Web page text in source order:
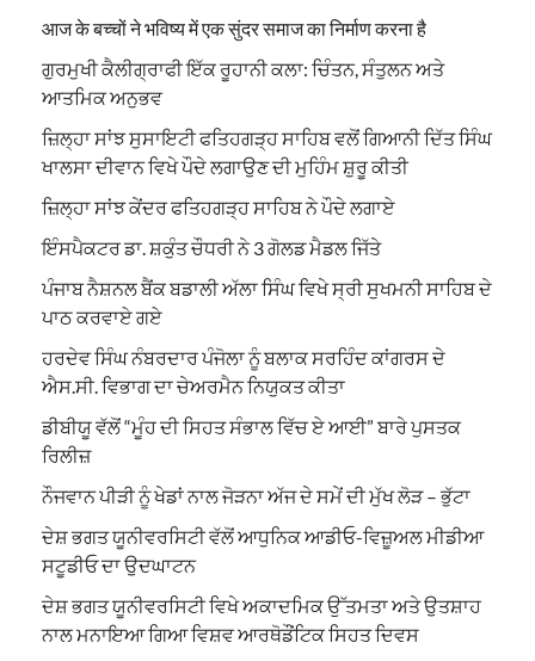
आज के बच्चों ने भविष्य में एक सुंदर समाज का निर्माण करना है
ਗੁਰਮੁਖੀ ਕੈਲੀਗ੍ਰਾਫੀ ਇੱਕ ਰੂਹਾਨੀ ਕਲਾ: ਚਿੰਤਨ, ਸੰਤੁਲਨ ਅਤੇ
ਆਤਮਿਕ ਅਨੁਭਵ
ਜ਼ਿਲ੍ਹਾ ਸਾਂਝ ਸੁਸਾਇਟੀ ਫਤਿਹਗੜ੍ਹ ਸਾਹਿਬ ਵਲੋਂ ਗਿਆਨੀ ਦਿੱਤ ਸਿੰਘ
ਖਾਲਸਾ ਦੀਵਾਨ ਵਿਖੇ ਪੌਦੇ ਲਗਾਉਣ ਦੀ ਮੁਹਿੰਮ ਸ਼ੁਰੂ ਕੀਤੀ
ਜ਼ਿਲ੍ਹਾ ਸਾਂਝ ਕੇਂਦਰ ਫਤਿਹਗੜ੍ਹ ਸਾਹਿਬ ਨੇ ਪੌਦੇ ਲਗਾਏ
ਇੰਸਪੈਕਟਰ ਡਾ. ਸ਼ਕੁੰਤ ਚੌਧਰੀ ਨੇ 3 ਗੋਲਡ ਮੈਡਲ ਜਿੱਤੇ
ਪੰਜਾਬ ਨੈਸ਼ਨਲ ਬੈਂਕ ਬਡਾਲੀ ਅੱਲਾ ਸਿੰਘ ਵਿਖੇ ਸ੍ਰੀ ਸੁਖਮਨੀ ਸਾਹਿਬ ਦੇ
ਪਾਠ ਕਰਵਾਏ ਗਏ
ਹਰਦੇਵ ਸਿੰਘ ਨੰਬਰਦਾਰ ਪੰਜੋਲਾ ਨੂੰ ਬਲਾਕ ਸਰਹਿੰਦ ਕਾਂਗਰਸ ਦੇ
ਐਸ.ਸੀ. ਵਿਭਾਗ ਦਾ ਚੇਅਰਮੈਨ ਨਿਯੁਕਤ ਕੀਤਾ
ਡੀਬੀਯੂ ਵੱਲੋਂ “ਮੂੰਹ ਦੀ ਸਿਹਤ ਸੰਭਾਲ ਵਿੱਚ ਏ ਆਈ” ਬਾਰੇ ਪੁਸਤਕ
ਰਿਲੀਜ਼
ਨੌਜਵਾਨ ਪੀੜੀ ਨੂੰ ਖੇਡਾਂ ਨਾਲ ਜੋੜਨਾ ਅੱਜ ਦੇ ਸਮੇਂ ਦੀ ਮੁੱਖ ਲੋੜ – ਭੁੱਟਾ
ਦੇਸ਼ ਭਗਤ ਯੂਨੀਵਰਸਿਟੀ ਵੱਲੋਂ ਆਧੁਨਿਕ ਆਡੀਓ-ਵਿਜ਼ੂਅਲ ਮੀਡੀਆ
ਸਟੂਡੀਓ ਦਾ ਉਦਘਾਟਨ
ਦੇਸ਼ ਭਗਤ ਯੂਨੀਵਰਸਿਟੀ ਵਿਖੇ ਅਕਾਦਮਿਕ ਉੱਤਮਤਾ ਅਤੇ ਉਤਸ਼ਾਹ
ਨਾਲ ਮਨਾਇਆ ਗਿਆ ਵਿਸ਼ਵ ਆਰਥੋਡੌਂਟਿਕ ਸਿਹਤ ਦਿਵਸ